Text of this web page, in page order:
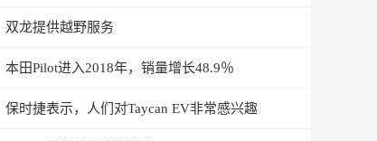
双龙提供越野服务
本田Pilot进入2018年，销量增长48.9％
保时捷表示，人们对Taycan EV非常感兴趣